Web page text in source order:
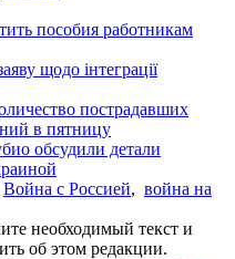
пособия работникам
щодо інтеграції
пострадавших
в пятницу
обсудили детали
Война с Россией, война на
необходимый текст и
об этом редакции.